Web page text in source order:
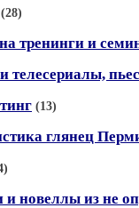
(28)
тренинги и
телесериалы,
(13)
глянец
новеллы из не